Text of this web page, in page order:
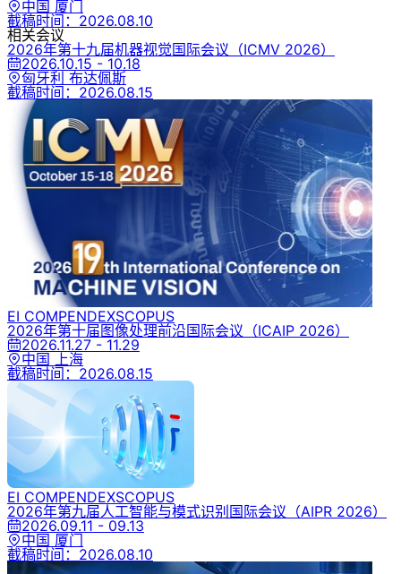
中国 厦门
截稿时间： 2026.08.10
相关会议
2026年第十九届机器视觉国际会议 （ICMV 2026）
2026.10.15 - 10.18
匈牙利 布达佩斯
截稿时间： 2026.08.15
EI COMPENDEXSCOPUS
2026年第十届图像处理前沿国际会议 （ICAIP 2026）
2026.11.27 - 11.29
中国 上海
截稿时间： 2026.08.15
EI COMPENDEXSCOPUS
2026年第九届人工智能与模式识别国际会议 （AIPR 2026）
2026.09.11 - 09.13
中国 厦门
截稿时间： 2026.08.10